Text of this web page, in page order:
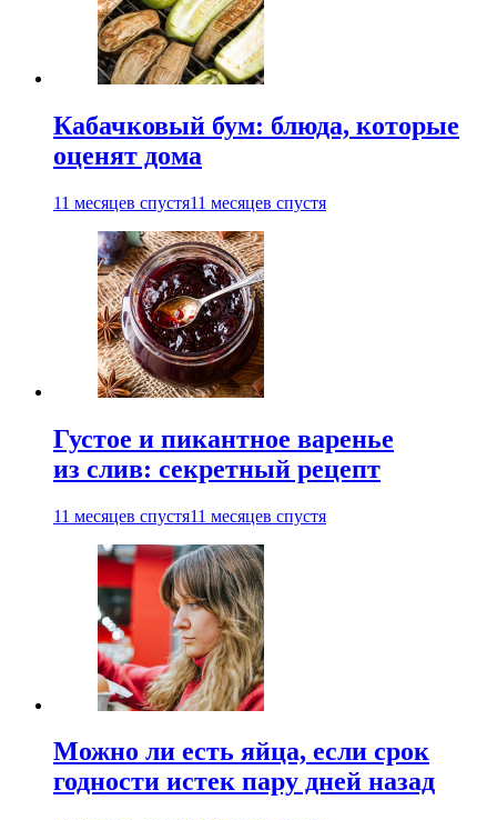
Кабачковый бум: блюда, которые
оценят дома
11 месяцев спустя11 месяцев спустя
Густое и пикантное варенье
из слив: секретный рецепт
11 месяцев спустя11 месяцев спустя
Можно ли есть яйца, если срок
годности истек пару дней назад